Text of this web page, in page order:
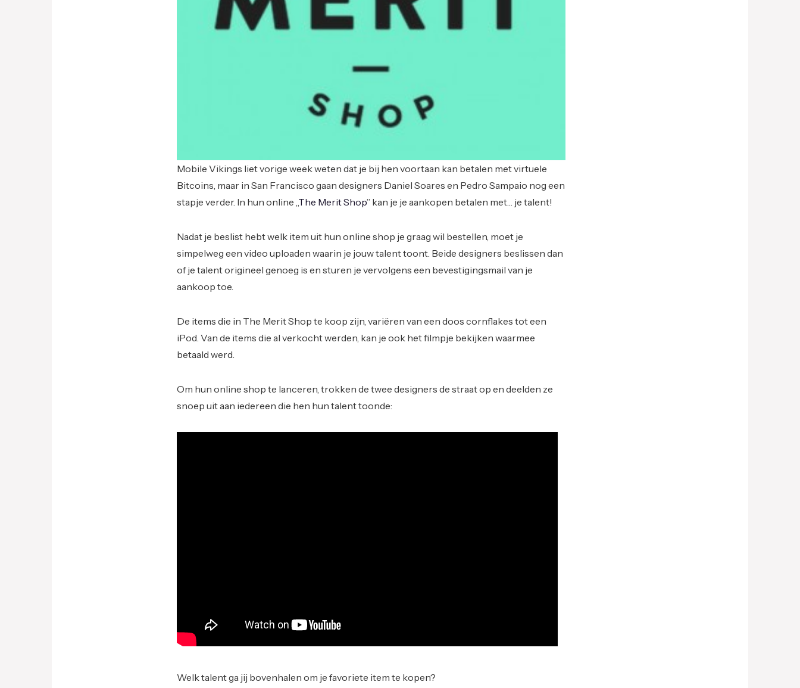
Mobile Vikings liet vorige week weten dat je bij hen voortaan kan betalen met virtuele
Bitcoins, maar in San Francisco gaan designers Daniel Soares en Pedro Sampaio nog een
stapje verder. In hun online „The Merit Shop” kan je je aankopen betalen met… je talent!
Nadat je beslist hebt welk item uit hun online shop je graag wil bestellen, moet je
simpelweg een video uploaden waarin je jouw talent toont. Beide designers beslissen dan
of je talent origineel genoeg is en sturen je vervolgens een bevestigingsmail van je
aankoop toe.
De items die in The Merit Shop te koop zijn, variëren van een doos cornflakes tot een
iPod. Van de items die al verkocht werden, kan je ook het filmpje bekijken waarmee
betaald werd.
Om hun online shop te lanceren, trokken de twee designers de straat op en deelden ze
snoep uit aan iedereen die hen hun talent toonde:
Welk talent ga jij bovenhalen om je favoriete item te kopen?